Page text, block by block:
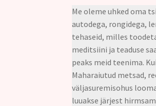
Me oleme uhked oma
autodega, rongidega,
tehaseid, milles
meditsiini ja teaduse
peaks meid teenima.
Maharaiutud metsad,
väljasuremisohus
luuakse järjest